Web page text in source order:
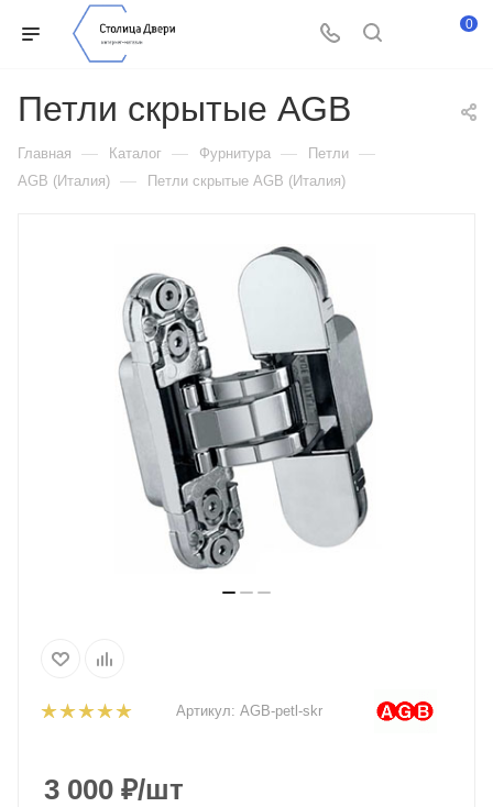
0
Петли скрытые AGB
Главная — Каталог — Фурнитура — Петли —
AGB (Италия) — Петли скрытые AGB (Италия)
Артикул: AGB-petl-skr
3 000 ₽/шт